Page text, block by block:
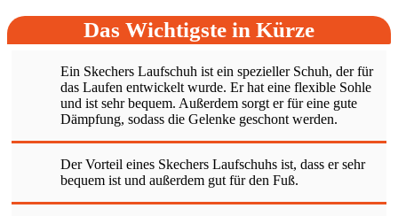
Das Wichtigste in Kürze
Ein Skechers Laufschuh ist ein spezieller Schuh, der für
das Laufen entwickelt wurde. Er hat eine flexible Sohle
und ist sehr bequem. Außerdem sorgt er für eine gute
Dämpfung, sodass die Gelenke geschont werden.
Der Vorteil eines Skechers Laufschuhs ist, dass er sehr
bequem ist und außerdem gut für den Fuß.